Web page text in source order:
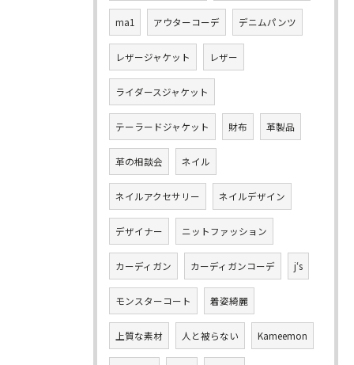
ma1 アウターコーデ デニムパンツ
レザージャケット レザー
ライダースジャケット
テーラードジャケット 財布 革製品
革の相談会 ネイル
ネイルアクセサリー ネイルデザイン
デザイナー ニットファッション
カーディガン カーディガンコーデ j‘s
モンスターコート 着姿綺麗
上質な素材 人と被らない Kameemon